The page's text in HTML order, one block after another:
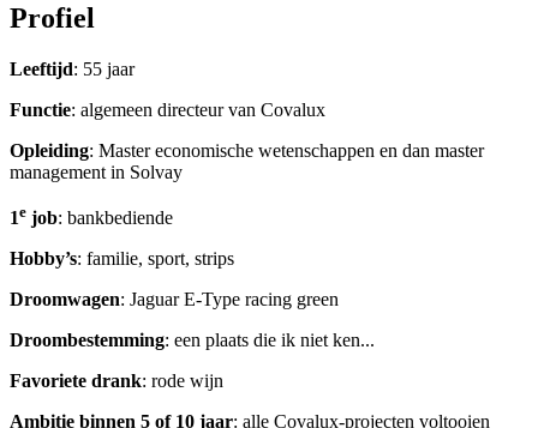
Profiel
Leeftijd: 55 jaar
Functie: algemeen directeur van Covalux
Opleiding: Master economische wetenschappen en dan master
management in Solvay
1e job: bankbediende
Hobby’s: familie, sport, strips
Droomwagen: Jaguar E-Type racing green
Droombestemming: een plaats die ik niet ken...
Favoriete drank: rode wijn
Ambitie binnen 5 of 10 jaar: alle Covalux-projecten voltooien